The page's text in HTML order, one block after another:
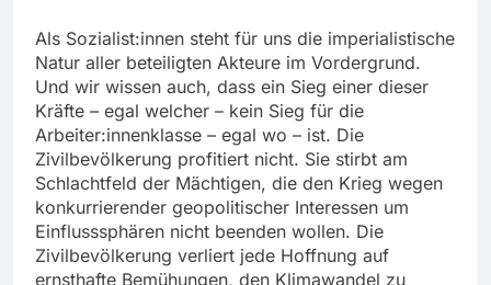
Als Sozialist:innen steht für uns die imperialistische
Natur aller beteiligten Akteure im Vordergrund.
Und wir wissen auch, dass ein Sieg einer dieser
Kräfte – egal welcher – kein Sieg für die
Arbeiter:innenklasse – egal wo – ist. Die
Zivilbevölkerung profitiert nicht. Sie stirbt am
Schlachtfeld der Mächtigen, die den Krieg wegen
konkurrierender geopolitischer Interessen um
Einflusssphären nicht beenden wollen. Die
Zivilbevölkerung verliert jede Hoffnung auf
ernsthafte Bemühungen, den Klimawandel zu